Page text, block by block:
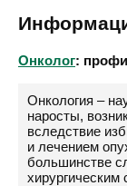
Онколог:
Онкология –
наросты,
вследствие
и лечением
большинстве
хирургическим